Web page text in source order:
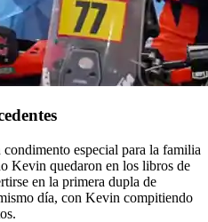
especial para la familia
Kevin quedaron en los libros de
en la primera dupla de
día, con Kevin compitiendo